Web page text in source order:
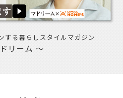
する暮らしスタイルマガジン
リーム ～